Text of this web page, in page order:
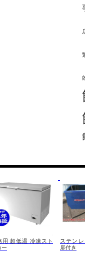
用 超低温 冷凍スト
ー
ステン
扉付き